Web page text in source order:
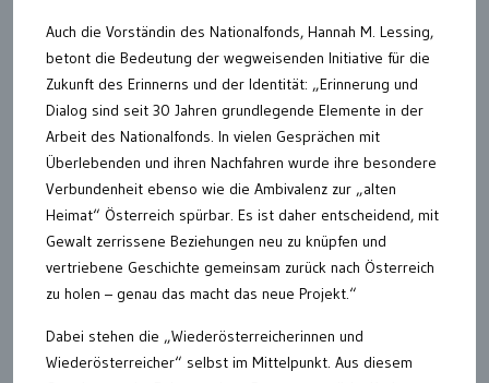
Auch die Vorständin des Nationalfonds, Hannah M. Lessing,
betont die Bedeutung der wegweisenden Initiative für die
Zukunft des Erinnerns und der Identität: „Erinnerung und
Dialog sind seit 30 Jahren grundlegende Elemente in der
Arbeit des Nationalfonds. In vielen Gesprächen mit
Überlebenden und ihren Nachfahren wurde ihre besondere
Verbundenheit ebenso wie die Ambivalenz zur „alten
Heimat“ Österreich spürbar. Es ist daher entscheidend, mit
Gewalt zerrissene Beziehungen neu zu knüpfen und
vertriebene Geschichte gemeinsam zurück nach Österreich
zu holen – genau das macht das neue Projekt.“
Dabei stehen die „Wiederösterreicherinnen und
Wiederösterreicher“ selbst im Mittelpunkt. Aus diesem